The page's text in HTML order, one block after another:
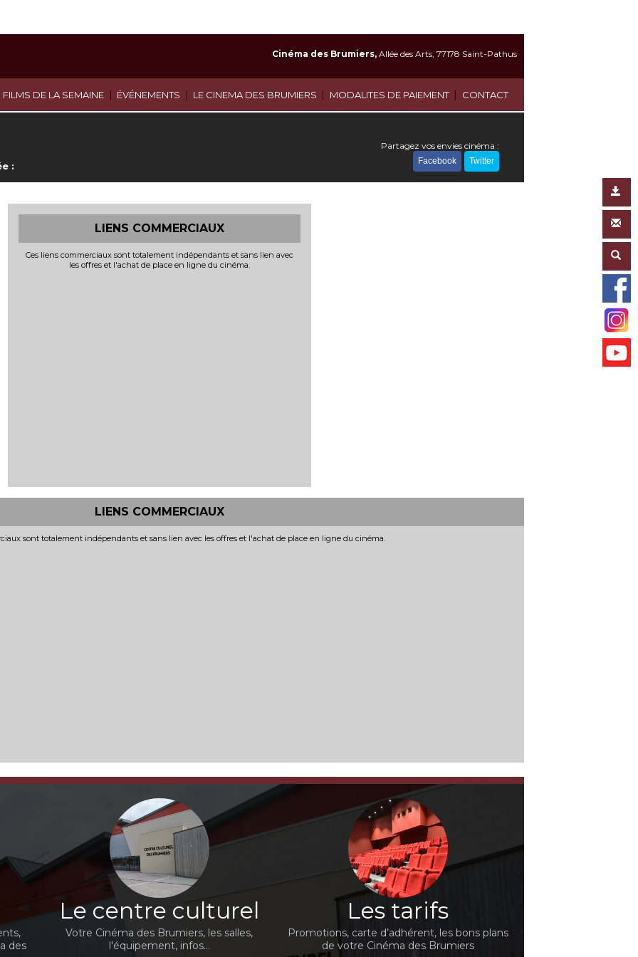
DE LA SEMAINE | ÉVÉNEMENTS | LE CINEMA DES BRUMIERS | MODALITES DE PAIEMENT | CONTACT
Cinéma des Brumiers, Allée des Arts, 77178 Saint-Pathus
:
Partagez vos envies cinéma :
Facebook Twitter
LIENS COMMERCIAUX
Ces liens commerciaux sont totalement indépendants et sans lien avec
les offres et l'achat de place en ligne du cinéma.
LIENS COMMERCIAUX
sont totalement indépendants et sans lien avec les offres et l'achat de place en ligne du cinéma.
des
Le centre culturel
Votre Cinéma des Brumiers, les salles,
l'équipement, infos...
Les tarifs
Promotions, carte d’adhérent, les bons plans
de votre Cinéma des Brumiers